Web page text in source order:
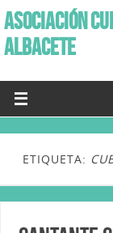
ASOCIACIÓN
ALBACETE
ETIQUETA: